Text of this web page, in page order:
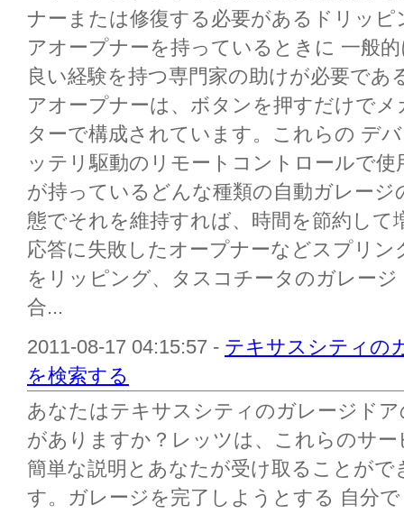
ナーまたは修復する必要があるドリッ
アオープナーを持っているときに 一般
良い経験を持つ専門家の助けが必要で
アオープナーは、ボタンを押すだけで
ターで構成されています。これらの デ
ッテリ駆動のリモートコントロールで
が持っているどんな種類の自動ガレー
態でそれを維持すれば、時間を節約し
応答に失敗したオープナーなどスプリ
をリッピング、タスコチータのガレー
合...
2011-08-17 04:15:57 - テキサスシティの
を検索する
あなたはテキサスシティのガレージド
がありますか？レッツは、これらのサ
簡単な説明とあなたが受け取ることが
す。ガレージを完了しようとする 自分